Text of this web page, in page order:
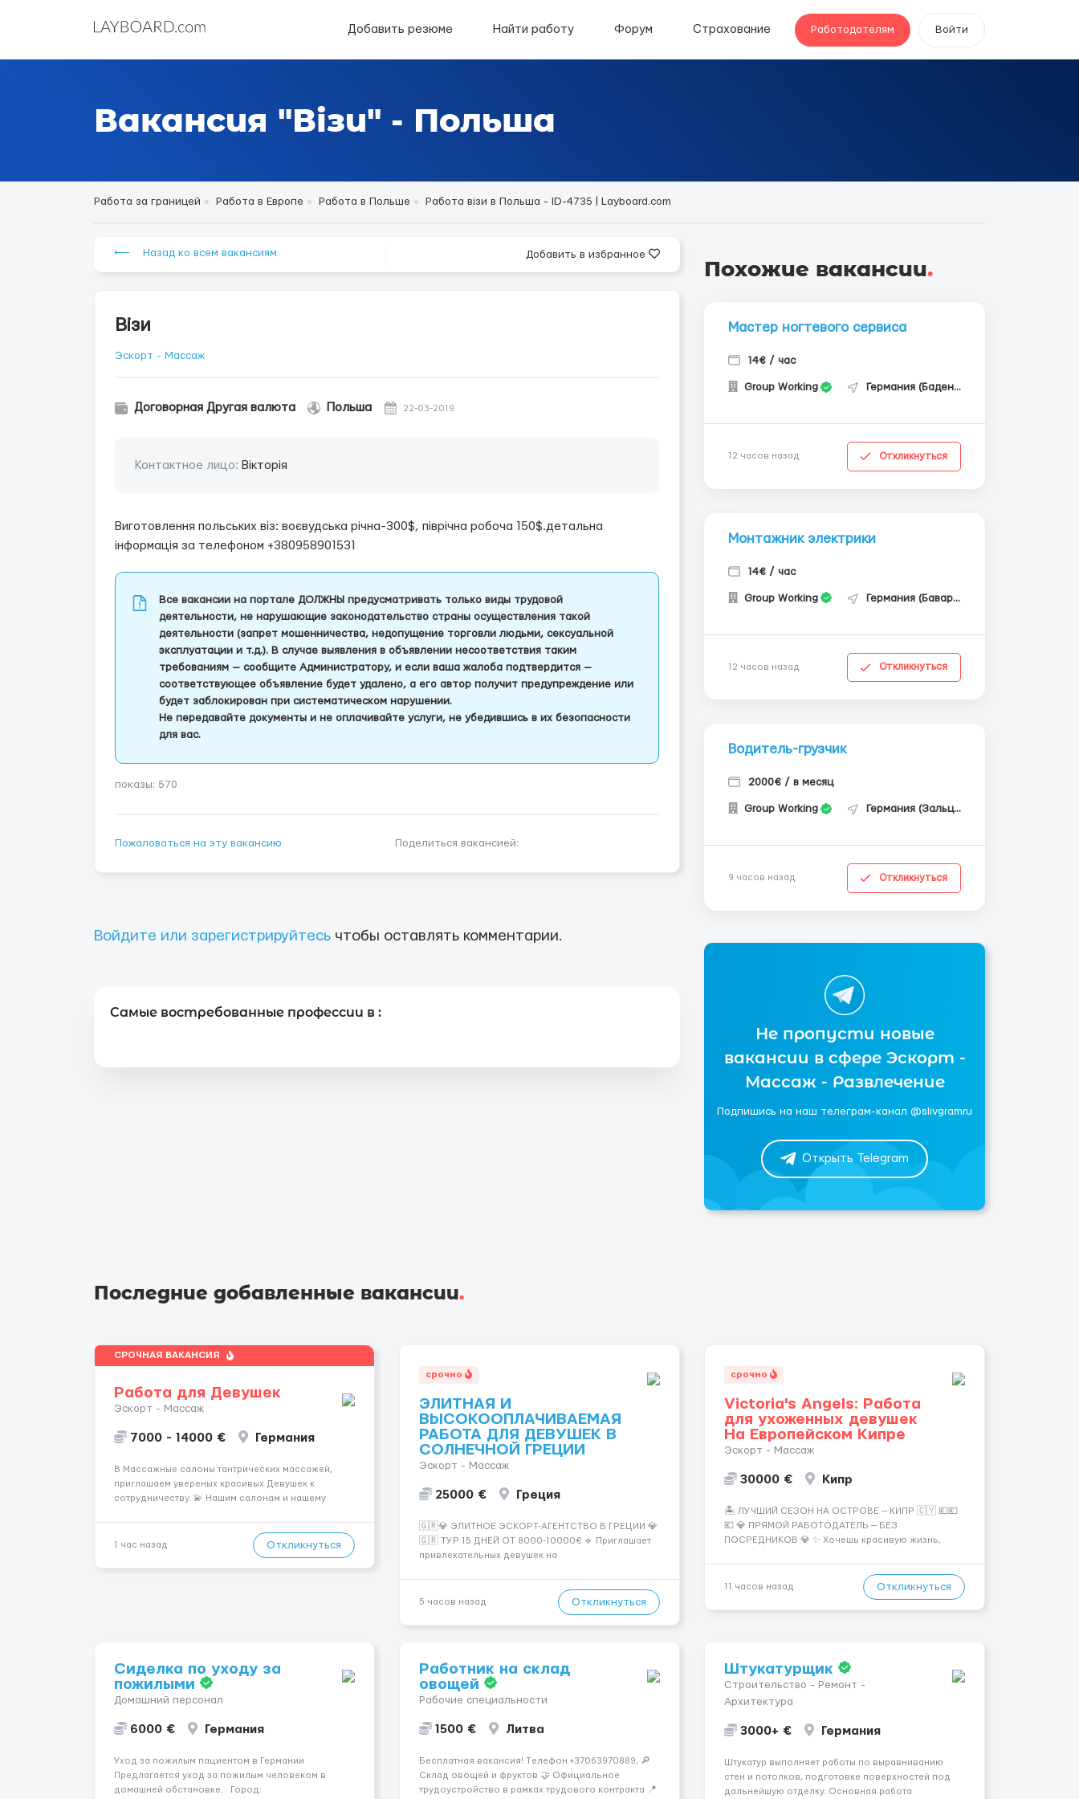
Добавить резюме Найти работу Форум Страхование Работодателям Войти
Вакансия "Візи" - Польша
Работа за границей Работа в Европе Работа в Польше Работа візи в Польша - ID-4735 | Layboard.com
⟵ Назад ко всем вакансиям Добавить в избранное
Візи
Эскорт - Массаж
Договорная Другая валюта Польша 22-03-2019
Контактное лицо: Вікторія
Виготовлення польських віз: воєвудська річна-300$, піврічна робоча 150$.детальна
інформація за телефоном +380958901531
Все вакансии на портале ДОЛЖНЫ предусматривать только виды трудовой
деятельности, не нарушающие законодательство страны осуществления такой
деятельности (запрет мошенничества, недопущение торговли людьми, сексуальной
эксплуатации и т.д.). В случае выявления в объявлении несоответствия таким
требованиям — сообщите Администратору, и если ваша жалоба подтвердится —
соответствующее объявление будет удалено, а его автор получит предупреждение или
будет заблокирован при систематическом нарушении.
Не передавайте документы и не оплачивайте услуги, не убедившись в их безопасности
для вас.
показы: 570
Пожаловаться на эту вакансию Поделиться вакансией:
Войдите или зарегистрируйтесь чтобы оставлять комментарии.
Самые востребованные профессии в :
Похожие вакансии.
Мастер ногтевого сервиса
14€ / час
Group Working Германия (Баден-Вюртемберг)
12 часов назад Откликнуться
Монтажник электрики
14€ / час
Group Working Германия (Бавария)
12 часов назад Откликнуться
Водитель-грузчик
2000€ / в месяц
Group Working Германия (Зальцгиттер)
9 часов назад Откликнуться
Не пропусти новые
вакансии в сфере Эскорт -
Массаж - Развлечение
Подпишись на наш телеграм-канал @slivgramru
Открыть Telegram
Последние добавленные вакансии.
СРОЧНАЯ ВАКАНСИЯ
Работа для Девушек
Эскорт - Массаж
7000 - 14000 € Германия
В Массажные салоны тантрических массажей,
приглашаем увереных красивых Девушек к
сотрудничеству. 💫 Нашим салонам и нашему
заработная плата 💚Мы гарантируем Наличие
1 час назад Откликнуться
срочно
ЭЛИТНАЯ И
ВЫСОКООПЛАЧИВАЕМАЯ
РАБОТА ДЛЯ ДЕВУШЕК В
СОЛНЕЧНОЙ ГРЕЦИИ
Эскорт - Массаж
25000 € Греция
🇬🇷💎 ЭЛИТНОЕ ЭСКОРТ-АГЕНТСТВО В ГРЕЦИИ 💎
🇬🇷 ТУР 15 ДНЕЙ ОТ 8000-10000€ 🔹 Приглашает
привлекательных девушек на
хорошие деньги 💶 — это предложение для тебя! 🔹
5 часов назад Откликнуться
срочно
Victoria's Angels: Работа
для ухоженных девушек
На Европейском Кипре
Эскорт - Массаж
30000 € Кипр
🏝️ ЛУЧШИЙ СЕЗОН НА ОСТРОВЕ — КИПР 🇨🇾 💶💶
💶 💎 ПРЯМОЙ РАБОТОДАТЕЛЬ — БЕЗ
ПОСРЕДНИКОВ 💎 ✨ Хочешь красивую жизнь,
— Опытная команда с годами практики —
Стабильный поток клиентов (без ...
11 часов назад Откликнуться
Сиделка по уходу за
пожилыми
Домашний персонал
6000 € Германия
Уход за пожилым пациентом в Германии
Предлагается уход за пожилым человеком в
домашней обстановке. Город:
Работник на склад
овощей
Рабочие специальности
1500 € Литва
Бесплатная вакансия! Tелефон +37063970889, 🔎
Склад овощей и фруктов 🤝 Официальное
трудоустройство в рамках трудового контракта 📍
Штукатурщик
Строительство - Ремонт -
Архитектура
3000+ € Германия
Штукатур выполняет работы по выравниванию
стен и потолков, подготовке поверхностей под
дальнейшую отделку. Основная работа